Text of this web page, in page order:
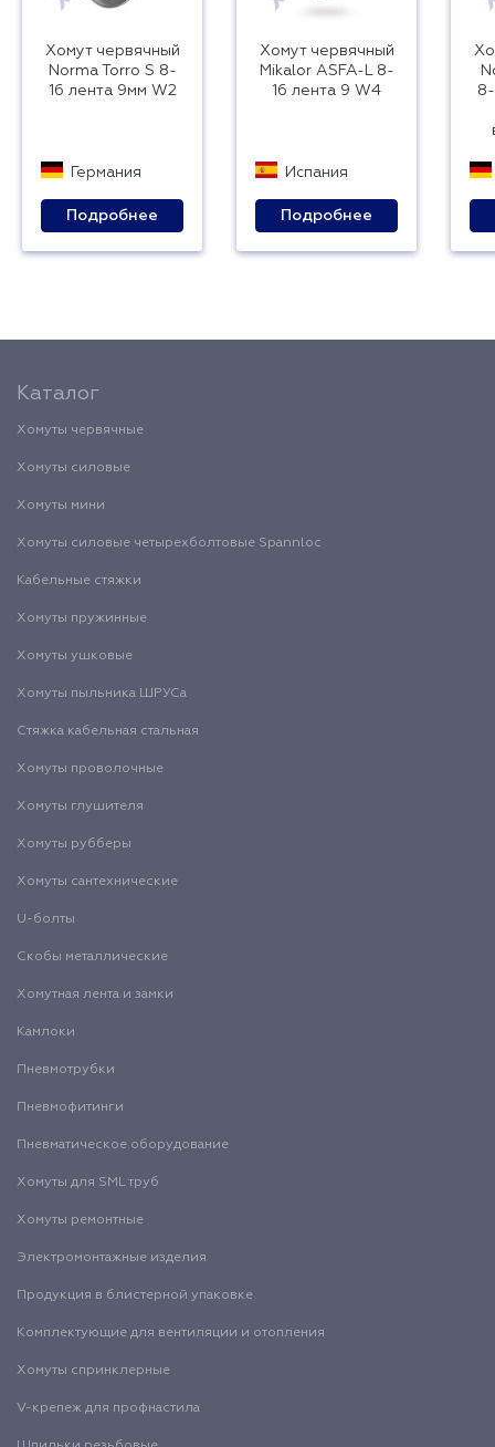
Хомут червячный
Norma Torro S 8-
16 лента 9мм W2
Германия
Подробнее
Хомут червячный
Mikalor ASFA-L 8-
16 лента 9 W4
Испания
Подробнее
Каталог
Хомуты червячные
Хомуты силовые
Хомуты мини
Хомуты силовые четырехболтовые Spannloc
Кабельные стяжки
Хомуты пружинные
Хомуты ушковые
Хомуты пыльника ШРУСа
Стяжка кабельная стальная
Хомуты проволочные
Хомуты глушителя
Хомуты рубберы
Хомуты сантехнические
U-болты
Скобы металлические
Хомутная лента и замки
Камлоки
Пневмотрубки
Пневмофитинги
Пневматическое оборудование
Хомуты для SML труб
Хомуты ремонтные
Электромонтажные изделия
Продукция в блистерной упаковке
Комплектующие для вентиляции и отопления
Хомуты спринклерные
V-крепеж для профнастила